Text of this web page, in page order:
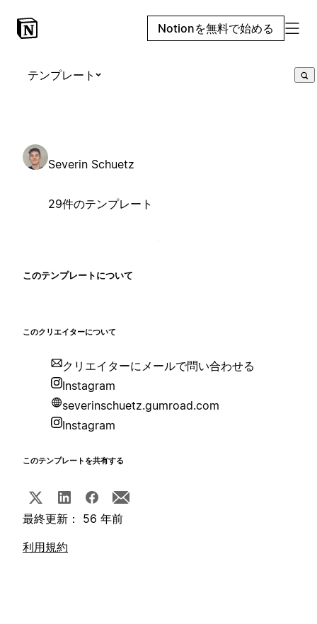
Notionを無料で始める
テンプレート
Severin Schuetz
29件のテンプレート
このテンプレートについて
このクリエイターについて
クリエイターにメールで問い合わせる
Instagram
severinschuetz.gumroad.com
Instagram
このテンプレートを共有する
最終更新： 56 年前
利用規約